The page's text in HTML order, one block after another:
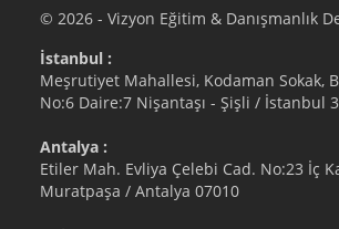
© 2026 - Vizyon Eğitim & Danışmanlık
İstanbul :
Meşrutiyet Mahallesi, Kodaman Sokak,
No:6 Daire:7 Nişantaşı - Şişli / İstanbul
Antalya :
Etiler Mah. Evliya Çelebi Cad. No:23 İç
Muratpaşa / Antalya 07010